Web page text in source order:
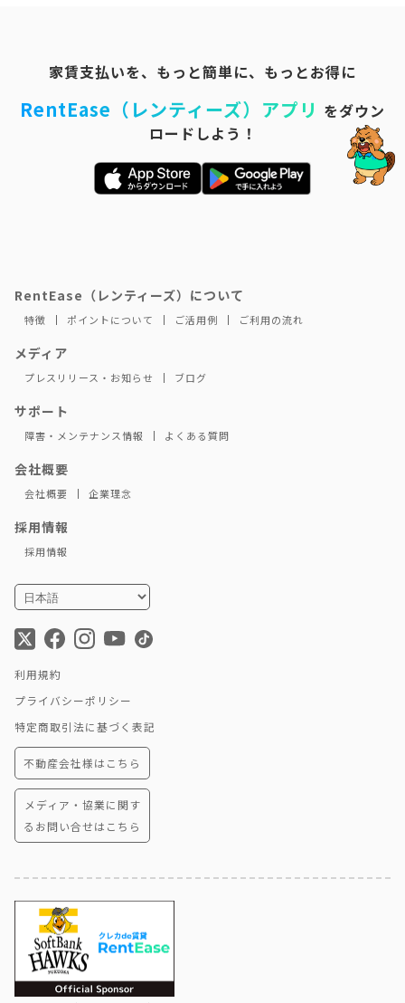
家賃支払いを、もっと簡単に、もっとお得に
RentEase（レンティーズ）アプリ をダウン
ロードしよう！
RentEase（レンティーズ）について
特徴 ポイントについて ご活用例 ご利用の流れ
メディア
プレスリリース・お知らせ ブログ
サポート
障害・メンテナンス情報 よくある質問
会社概要
会社概要 企業理念
採用情報
採用情報
利用規約
プライバシーポリシー
特定商取引法に基づく表記
不動産会社様はこちら
メディア・協業に関す
るお問い合せはこちら